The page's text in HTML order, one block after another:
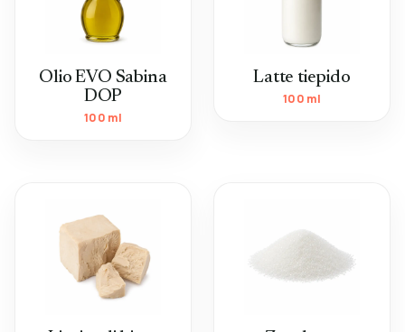
Olio EVO Sabina
DOP
100 ml
Latte tiepido
100 ml